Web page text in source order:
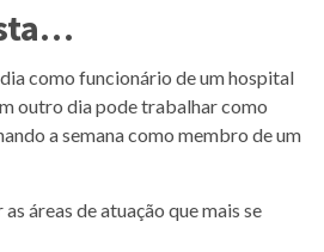
…
como funcionário de um hospital
outro dia pode trabalhar como
a semana como membro de um
áreas de atuação que mais se